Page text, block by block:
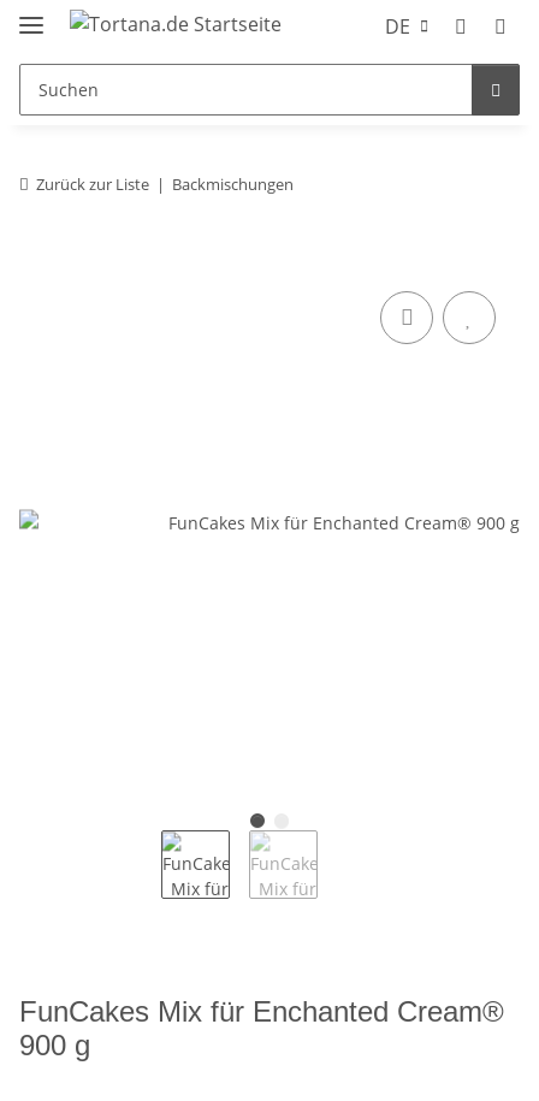
DE
Zurück zur Liste Backmischungen
FunCakes Mix für Enchanted Cream®
900 g